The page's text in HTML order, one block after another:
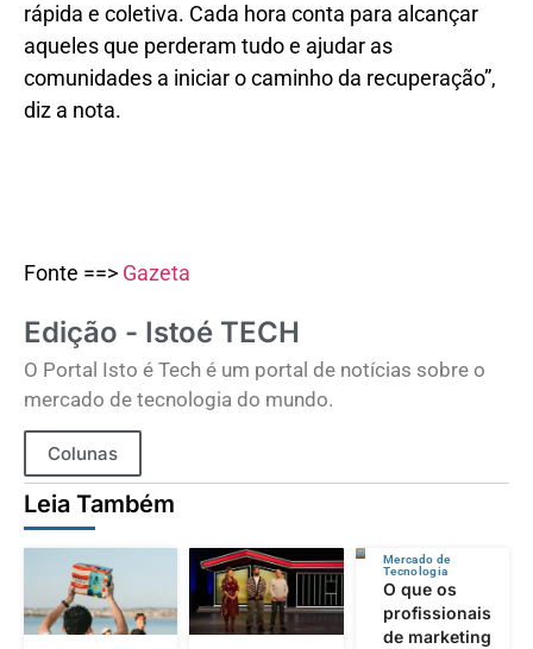
rápida e coletiva. Cada hora conta para alcançar
aqueles que perderam tudo e ajudar as
comunidades a iniciar o caminho da recuperação”,
diz a nota.
Fonte ==> Gazeta
Edição - Istoé TECH
O Portal Isto é Tech é um portal de notícias sobre o
mercado de tecnologia do mundo.
Colunas
Leia Também
Mercado de
Tecnologia
O que os
profissionais
de marketing